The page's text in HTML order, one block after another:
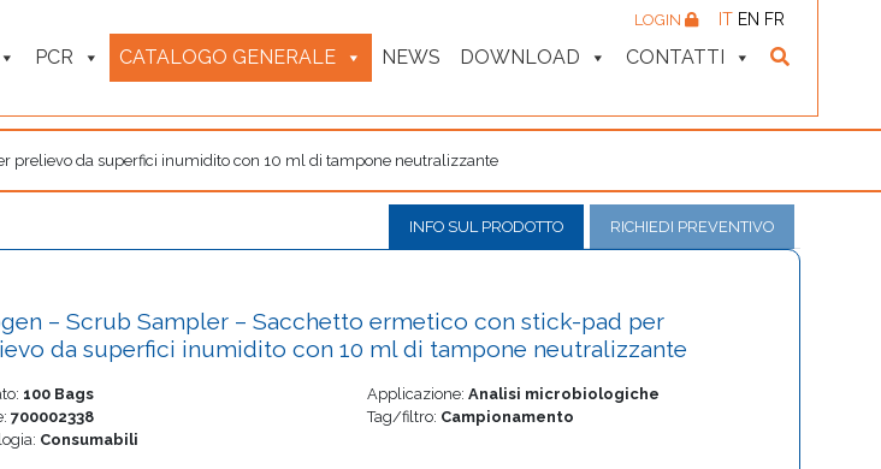
PCR CATALOGO GENERALE NEWS DOWNLOAD CONTATTI
LOGIN IT EN FR
prelievo da superfici inumidito con 10 ml di tampone neutralizzante
INFO SUL PRODOTTO RICHIEDI PREVENTIVO
– Scrub Sampler – Sacchetto ermetico con stick-pad per
da superfici inumidito con 10 ml di tampone neutralizzante
100 Bags
700002338
Consumabili
Applicazione: Analisi microbiologiche
Tag/filtro: Campionamento